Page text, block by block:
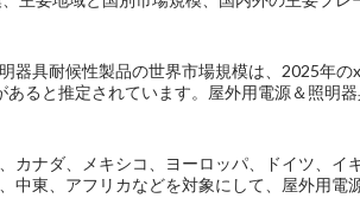
器具耐候性製品の世界市場規模は、2025年の
ると推定されています。屋外用電源＆照明
カナダ、メキシコ、ヨーロッパ、ドイツ、
中東、アフリカなどを対象にして、屋外用電